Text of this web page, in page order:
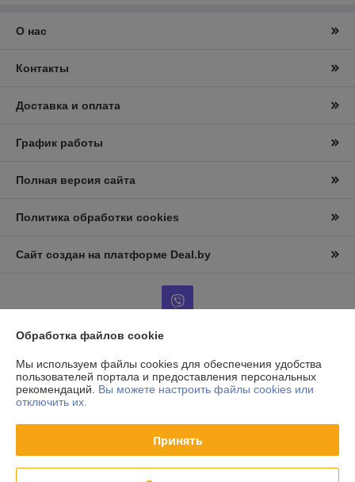
О нас
Контакты
Доставка и оплата
График работы
Полная версия сайта
Политика обработки cookies
Сайт создан на платформе Deal.by
Информация для покупателя
Юридическое лицо:ООО «АльтернативаСервисТорг»
РБ, г.Минск, ул. Уборевича 99
Регистрационный номер ЕГР: 193006870
Регистрационный орган: Мингорисполком
Обработка файлов cookie
Мы используем файлы cookies для обеспечения удобства
пользователей портала и предоставления персональных
рекомендаций. Вы можете настроить файлы cookies или
отключить их.
Принять